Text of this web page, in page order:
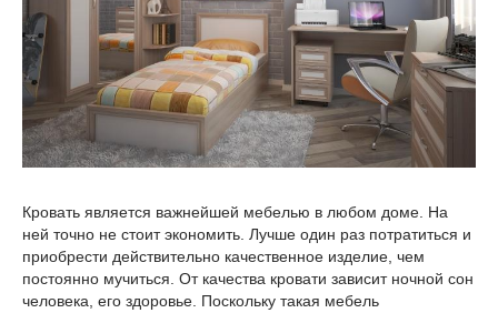
Кровать является важнейшей мебелью в любом доме. На
ней точно не стоит экономить. Лучше один раз потратиться и
приобрести действительно качественное изделие, чем
постоянно мучиться. От качества кровати зависит ночной сон
человека, его здоровье. Поскольку такая мебель